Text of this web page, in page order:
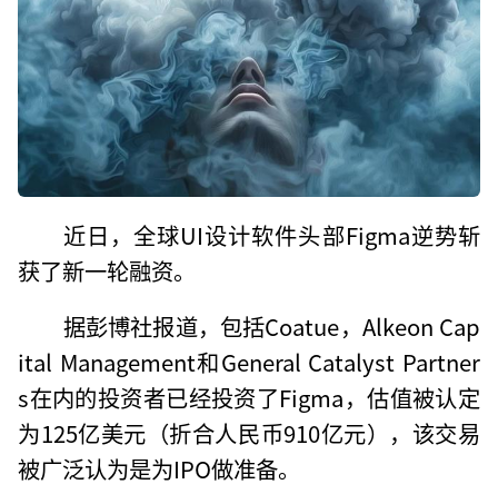
近日，全球UI设计软件头部Figma逆势斩
获了新一轮融资。
据彭博社报道，包括Coatue，Alkeon Cap
ital Management和General Catalyst Partner
s在内的投资者已经投资了Figma，估值被认定
为125亿美元（折合人民币910亿元），该交易
被广泛认为是为IPO做准备。